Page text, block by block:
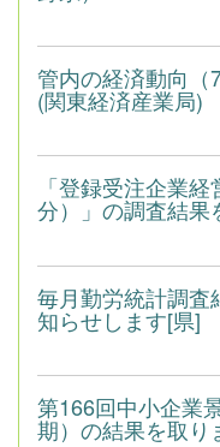
管内の経済動向（
(関東経済産業局)
「登録受注企業
分）」の調査結果
毎月勤労統計調査
知らせします[県]
第166回中小企業
期）の結果を取り